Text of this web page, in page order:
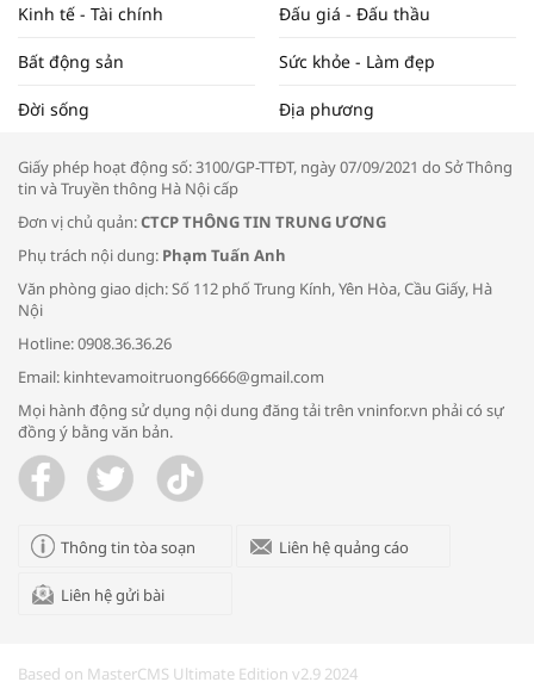
Tọa đàm “Xúc tiến thương mại: Khơi
Bác sĩ tư vấn cách phòng tránh bệnh
đường hô hấp trong thời tiết giao mùa
Trao yêu thương cho em
Kinh tế - Tài chính Đấu giá - Đấu thầu
Bất động sản Sức khỏe - Làm đẹp
Đời sống Địa phương
Giấy phép hoạt động số: 3100/GP-TTĐT, ngày 07/09/2021 do Sở Thông
tin và Truyền thông Hà Nội cấp
Đơn vị chủ quản:CTCP THÔNG TIN TRUNG ƯƠNG
Phụ trách nội dung: Phạm Tuấn Anh
Văn phòng giao dịch: Số 112 phố Trung Kính, Yên Hòa, Cầu Giấy, Hà
Nội
Hotline: 0908.36.36.26
Email: kinhtevamoitruong6666@gmail.com
Mọi hành động sử dụng nội dung đăng tải trên vninfor.vn phải có sự
đồng ý bằng văn bản.
Thông tin tòa soạn Liên hệ quảng cáo
Liên hệ gửi bài
Based on MasterCMS Ultimate Edition v2.9 2024